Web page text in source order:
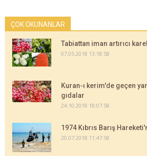
ÇOK OKUNANLAR
Tabiattan iman artırıcı
07.05.2018 13:18:58
Kuran-ı kerim'de geçen
gıdalar
24.10.2018 18:07:58
1974 Kıbrıs Barış
20.07.2018 11:47:58